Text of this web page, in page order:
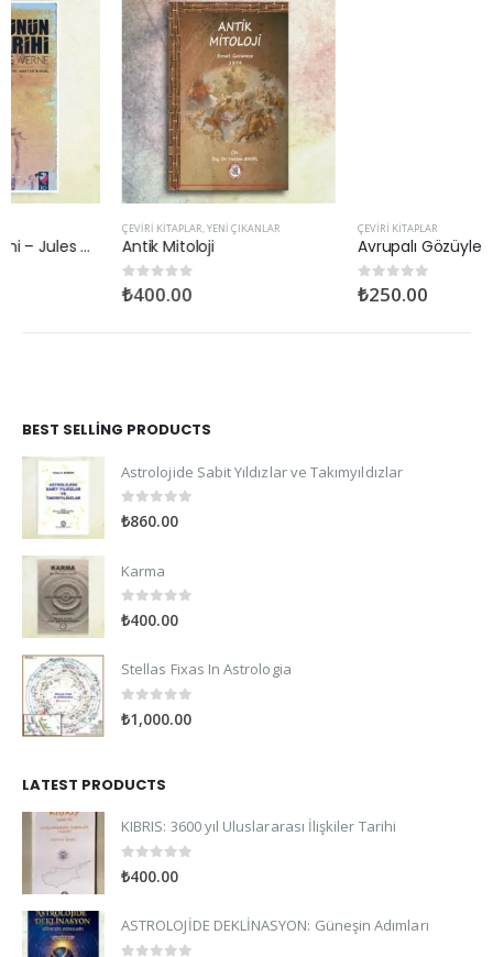
YENI ÇIKANLAR
Antik Mitoloji
ÇEVIRI KITAPLAR
Avrupalı Gözüyle Kafkaslar ve Orta Asya – Jules Joseph Leclercq
BEST SELLING PRODUCTS
Astrolojide Sabit Yıldızlar ve Takımyıldızlar
0 out of 5
₺860.00
Karma
0 out of 5
₺400.00
Stellas Fixas In Astrologia
0 out of 5
₺1,000.00
LATEST PRODUCTS
KIBRIS: 3600 yıl Uluslararası İlişkiler Tarihi
0 out of 5
₺400.00
ASTROLOJİDE DEKLİNASYON: Güneşin Adımları